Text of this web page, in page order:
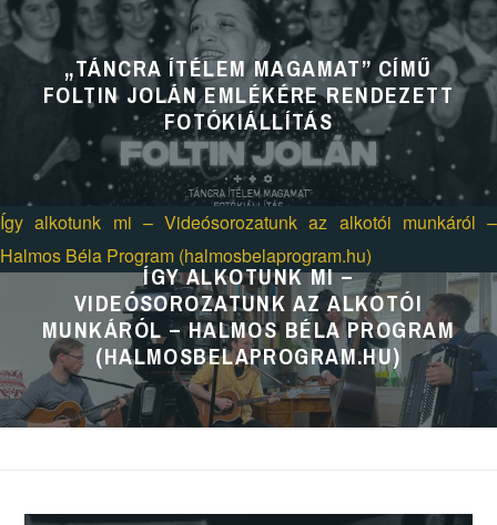
ÍTÉLEM
MAGAMAT”
Jolán
emlékére
rendezett
fotókiállítás
„TÁNCRA ÍTÉLEM MAGAMAT” CÍMŰ
FOLTIN JOLÁN EMLÉKÉRE RENDEZETT
FOTÓKIÁLLÍTÁS
Így alkotunk mi – Videósorozatunk az alkotói munkáról –
Halmos Béla Program (halmosbelaprogram.hu)
ÍGY ALKOTUNK MI –
VIDEÓSOROZATUNK AZ ALKOTÓI
MUNKÁRÓL – HALMOS BÉLA PROGRAM
(HALMOSBELAPROGRAM.HU)